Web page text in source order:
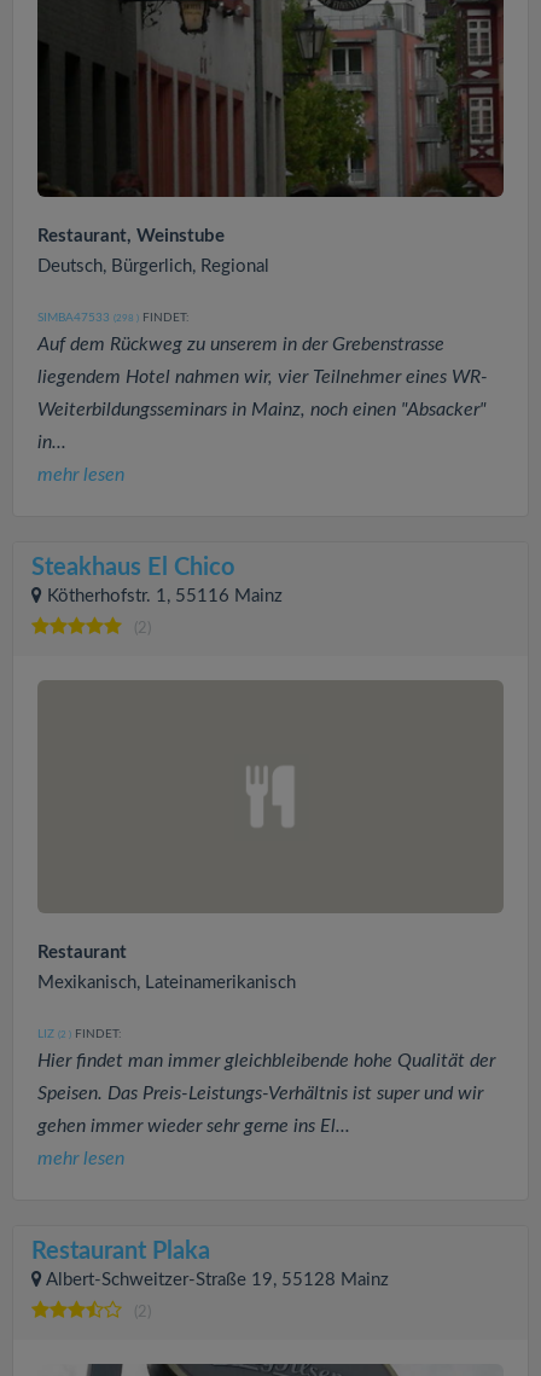
Restaurant, Weinstube
Deutsch, Bürgerlich, Regional
SIMBA47533 (298 ) FINDET:
Auf dem Rückweg zu unserem in der Grebenstrasse
liegendem Hotel nahmen wir, vier Teilnehmer eines WR-
Weiterbildungsseminars in Mainz, noch einen "Absacker"
in...
mehr lesen
Steakhaus El Chico
Kötherhofstr. 1, 55116 Mainz
(2)
Restaurant
Mexikanisch, Lateinamerikanisch
LIZ (2 ) FINDET:
Hier findet man immer gleichbleibende hohe Qualität der
Speisen. Das Preis-Leistungs-Verhältnis ist super und wir
gehen immer wieder sehr gerne ins El...
mehr lesen
Restaurant Plaka
Albert-Schweitzer-Straße 19, 55128 Mainz
(2)